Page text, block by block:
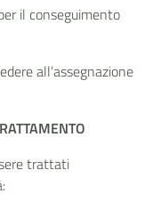
il conseguimento
all’assegnazione
trattati